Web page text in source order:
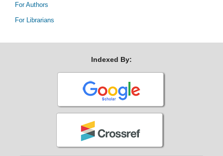
For Authors
For Librarians
Indexed By: